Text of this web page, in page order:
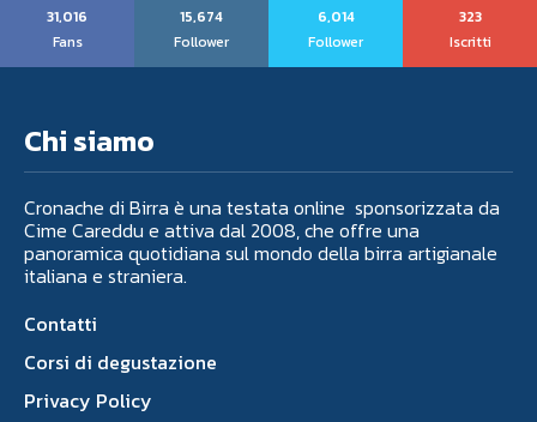
31,016
Fans
15,674
Follower
6,014
Follower
323
Iscritti
Chi siamo
Cronache di Birra è una testata online sponsorizzata da
Cime Careddu e attiva dal 2008, che offre una
panoramica quotidiana sul mondo della birra artigianale
italiana e straniera.
Contatti
Corsi di degustazione
Privacy Policy